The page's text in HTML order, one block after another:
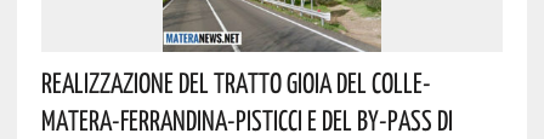
Realizzazione Del Tratto Gioia Del Colle-
Matera-Ferrandina-Pisticci E Del By-Pass Di